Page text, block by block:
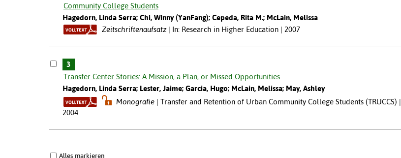
Community College Students
Hagedorn, Linda Serra; Chi, Winny (YanFang); Cepeda, Rita M.; McLain, Melissa
Zeitschriftenaufsatz
In: Research in Higher Education | 2007
3
Transfer Center Stories: A Mission, a Plan, or Missed Opportunities
Hagedorn, Linda Serra; Lester, Jaime; Garcia, Hugo; McLain, Melissa; May, Ashley
Monografie
Transfer and Retention of Urban Community College Students (TRUCCS) |
2004
Alles markieren